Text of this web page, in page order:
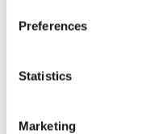
Preferences
Statistics
Marketing
voor meer informatie!